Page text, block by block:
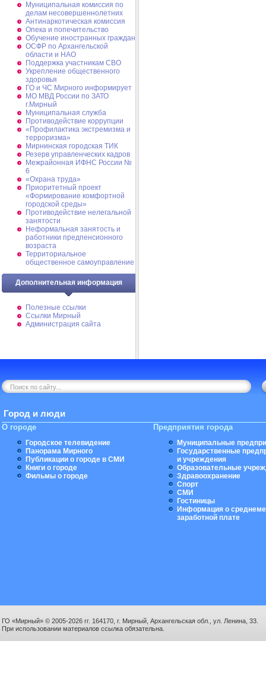
Муниципальная комиссия по
делам несовершеннолетних
Антинаркотическая комиссия
Опека и попечительство
Обучение иностранных граждан
ОСФР по Архангельской
области и НАО
Поддержка участникам СВО
Укрепление общественного
здоровья
ГО и ЧС Мирного информирует
МО МВД России по ЗАТО
г.Мирный
Муниципальная cлужба
Противодействие коррупции
«Профилактика экстремизма и
терроризма»
Мирнинская городская ТИК
Резерв управленческих кадров
Межрайонная ИФНС России №
6
«Охрана труда»
Приоритетный проект
«Формирование комфортной
городской среды»
Противодействие нелегальной
занятости
Неформальная занятость и
работники предпенсионного
возраста
Территориальное
общественное самоуправление
Дополнительная информация
Полезные ссылки
Ссылки Мирный
Администрация сайта
Город и люди
О городе
Городское телевидение
Панорама Мирного
Публикации о городе в СМИ
Книги о городе
Фильмы о городе
Предприятия города
Муниципальные
Государственные
и учреждения
Образовательные
Здравоохранение
Спорт
СМИ
Гостиницы
Информация о
заработной плате
ГО «Мирный» © 2005-2026 гг. 164170, г. Мирный, Архангельская обл., ул. Ленина, 33.
При использовании материалов ссылка обязательна.